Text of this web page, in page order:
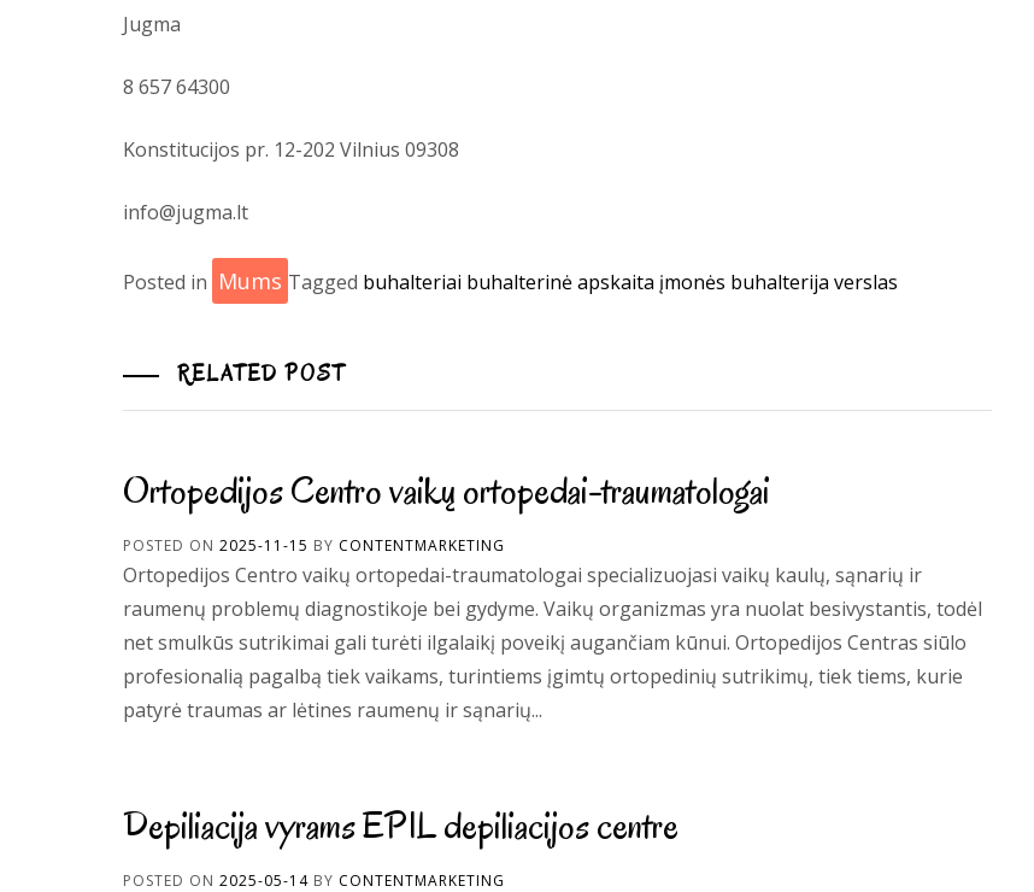
Jugma
8 657 64300
Konstitucijos pr. 12-202 Vilnius 09308
info@jugma.lt
Posted in Mums Tagged buhalteriai buhalterinė apskaita įmonės buhalterija verslas
RELATED POST
Ortopedijos Centro vaikų ortopedai-traumatologai
POSTED ON 2025-11-15 BY CONTENTMARKETING
Ortopedijos Centro vaikų ortopedai-traumatologai specializuojasi vaikų kaulų, sąnarių ir
raumenų problemų diagnostikoje bei gydyme. Vaikų organizmas yra nuolat besivystantis, todėl
net smulkūs sutrikimai gali turėti ilgalaikį poveikį augančiam kūnui. Ortopedijos Centras siūlo
profesionalią pagalbą tiek vaikams, turintiems įgimtų ortopedinių sutrikimų, tiek tiems, kurie
patyrė traumas ar lėtines raumenų ir sąnarių...
Depiliacija vyrams EPIL depiliacijos centre
POSTED ON 2025-05-14 BY CONTENTMARKETING